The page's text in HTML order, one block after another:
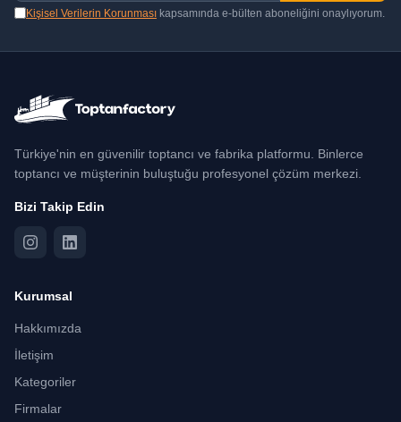
Kişisel Verilerin Korunması kapsamında e-bülten aboneliğini onaylıyorum.
Türkiye'nin en güvenilir toptancı ve fabrika platformu. Binlerce
toptancı ve müşterinin buluştuğu profesyonel çözüm merkezi.
Bizi Takip Edin
Kurumsal
Hakkımızda
İletişim
Kategoriler
Firmalar